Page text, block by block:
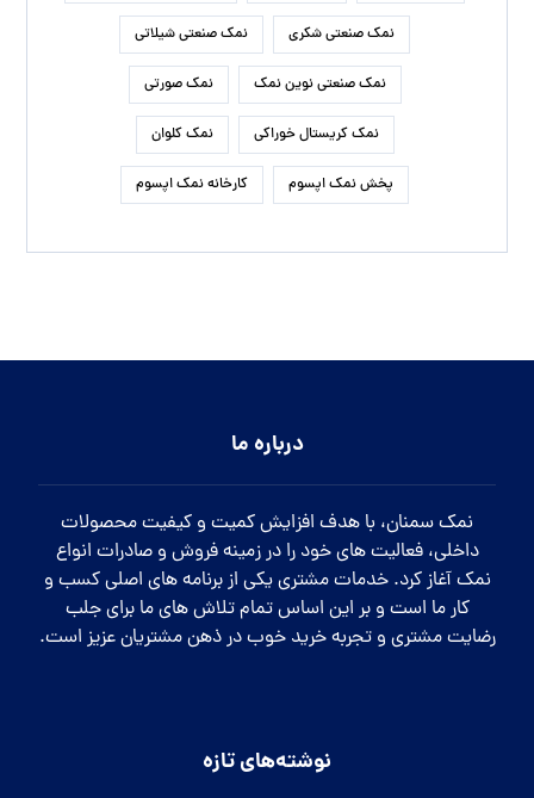
نمک صنعتی شکری نمک صنعتی شیلاتی
نمک صنعتی نوین نمک نمک صورتی
نمک کریستال خوراکی نمک کلوان
پخش نمک اپسوم کارخانه نمک اپسوم
درباره ما
نمک سمنان، با هدف افزایش کمیت و کیفیت محصولات
داخلی، فعالیت های خود را در زمینه فروش و صادرات انواع
نمک آغاز کرد. خدمات مشتری یکی از برنامه های اصلی کسب و
کار ما است و بر این اساس تمام تلاش های ما برای جلب
رضایت مشتری و تجربه خرید خوب در ذهن مشتریان عزیز است.
نوشته‌های تازه